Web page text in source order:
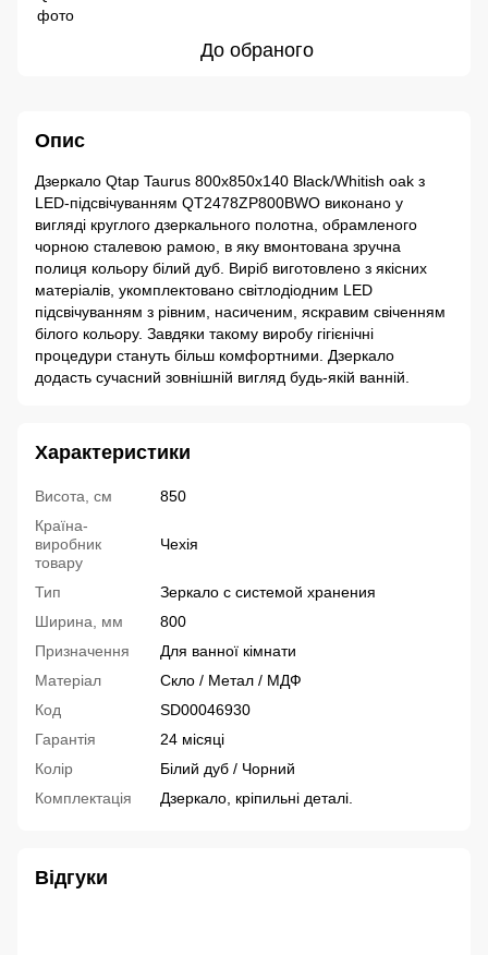
До обраного
Опис
Дзеркало Qtap Taurus 800х850х140 Black/Whitish oak з
LED-підсвічуванням QT2478ZP800BWO виконано у
вигляді круглого дзеркального полотна, обрамленого
чорною сталевою рамою, в яку вмонтована зручна
полиця кольору білий дуб. Виріб виготовлено з якісних
матеріалів, укомплектовано світлодіодним LED
підсвічуванням з рівним, насиченим, яскравим свіченням
білого кольору. Завдяки такому виробу гігієнічні
процедури стануть більш комфортними. Дзеркало
додасть сучасний зовнішній вигляд будь-якій ванній.
Характеристики
Висота, см
850
Країна-
виробник
товару
Чехія
Тип
Зеркало с системой хранения
Ширина, мм
800
Призначення
Для ванної кімнати
Матеріал
Скло / Метал / МДФ
Код
SD00046930
Гарантія
24 місяці
Колір
Білий дуб / Чорний
Комплектація
Дзеркало, кріпильні деталі.
Відгуки